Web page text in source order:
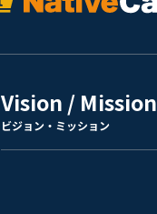
Vision / Mission
ビジョン・ミッション